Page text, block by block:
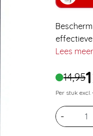
Lees meer
14,95
Per stuk excl.
-